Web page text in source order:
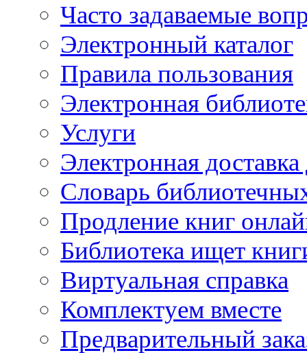
Часто задаваемые
Электронный каталог
Правила пользования
Электронная
Услуги
Электронная
Словарь
Продление книг
Библиотека ищет
Виртуальная справка
Комплектуем вместе
Предварительный